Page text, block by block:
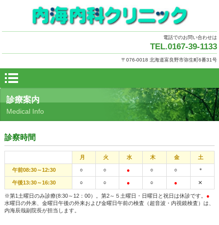
電話でのお問い合わせは
TEL.0167-39-1133
〒076-0018 北海道富良野市弥生町6番31号
診療案内
Medical Info
診察時間
月 火 水 木 金 土
午前08:30～12:30 ○ ○ ● ○ ○ ＊
午後13:30～16:30 ○ ○ ● ○ ● ✕
※第1土曜日のみ診療(8:30～12：00）。第2～５土曜日・日曜日と祝日は休診です。 ●
水曜日の外来、金曜日午後の外来および金曜日午前の検査（超音波・内視鏡検査）は、
内海辰哉副院長が担当します。